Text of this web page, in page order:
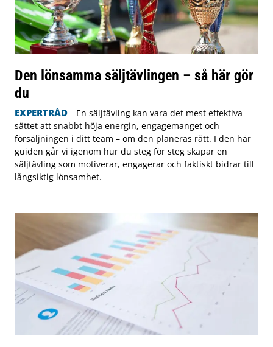
Den lönsamma säljtävlingen – så här gör
du
EXPERTRÅD
En säljtävling kan vara det mest effektiva
sättet att snabbt höja energin, engagemanget och
försäljningen i ditt team – om den planeras rätt. I den här
guiden går vi igenom hur du steg för steg skapar en
säljtävling som motiverar, engagerar och faktiskt bidrar till
långsiktig lönsamhet.